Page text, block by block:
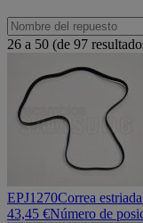
26 a 50 (de 97
EPJ1270Correa
43,45 €Número de